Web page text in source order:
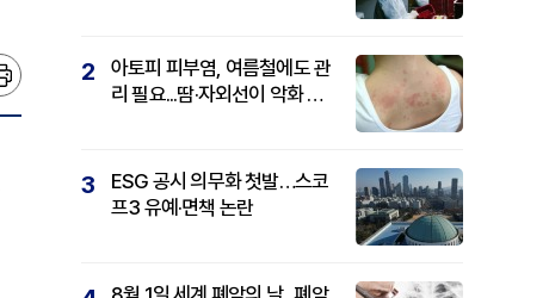
2
아토피 피부염, 여름철에도 관
리 필요...땀·자외선이 악화 요
3
ESG 공시 의무화 첫발…스코
프3 유예·면책 논란